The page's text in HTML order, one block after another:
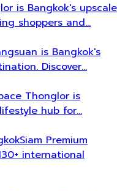
is Bangkok's upscale
shoppers and…
is Bangkok's
Discover…
Thonglor is
hub for…
Siam Premium
international